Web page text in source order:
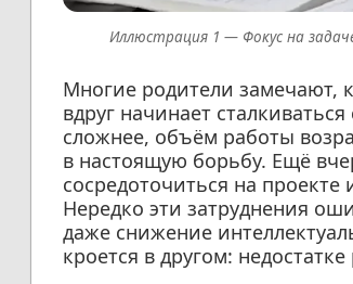
Фокус на
Многие родители замечают,
вдруг начинает
сложнее, объём работы
в настоящую борьбу. Ещё
сосредоточиться на
Нередко эти затруднения
даже снижение
кроется в другом: